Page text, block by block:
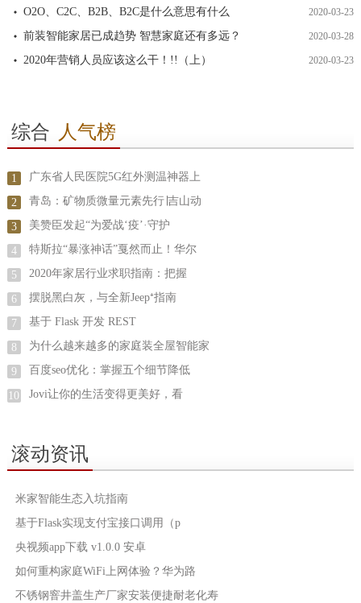
O2O、C2C、B2B、B2C是什么意思有什么 2020-03-23
前装智能家居已成趋势 智慧家庭还有多远？ 2020-03-28
2020年营销人员应该这么干！!!（上） 2020-03-23
综合 人气榜
1 广东省人民医院5G红外测温神器上
2 青岛：矿物质微量元素先行∣吉山动
3 美赞臣发起“为爱战‘疫’·守护
4 特斯拉“暴涨神话”戛然而止！华尔
5 2020年家居行业求职指南：把握
6 摆脱黑白灰，与全新Jeep⁺指南
7 基于 Flask 开发 REST
8 为什么越来越多的家庭装全屋智能家
9 百度seo优化：掌握五个细节降低
10 Jovi让你的生活变得更美好，看
滚动资讯
米家智能生态入坑指南
基于Flask实现支付宝接口调用（p
央视频app下载 v1.0.0 安卓
如何重构家庭WiFi上网体验？华为路
不锈钢窨井盖生产厂家安装便捷耐老化寿